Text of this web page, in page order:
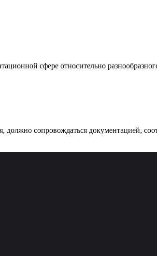
сфере относительно
сопровождаться документацией,